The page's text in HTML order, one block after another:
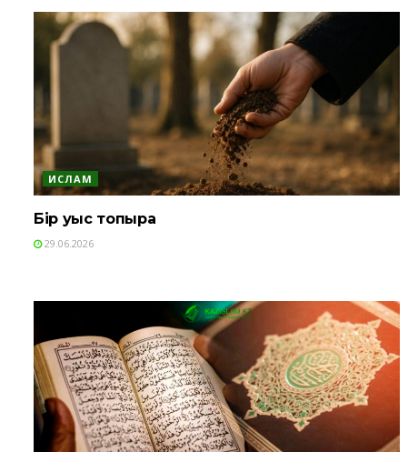
ИСЛАМ
Бір уыс топырақ
29.06.2026